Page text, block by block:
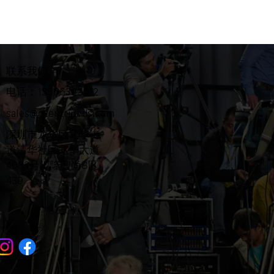
联系我们
电话：13566309212
sales@ozentripods.com
​深圳市龙华区龙华街
道清华社区龙华大道
4683号汇隆智尚B区